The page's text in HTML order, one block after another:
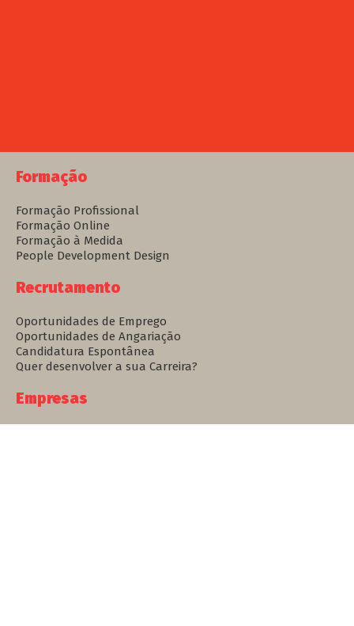
Formação
Formação Profissional
Formação Online
Formação à Medida
People Development Design
Recrutamento
Oportunidades de Emprego
Oportunidades de Angariação
Candidatura Espontânea
Quer desenvolver a sua Carreira?
Empresas